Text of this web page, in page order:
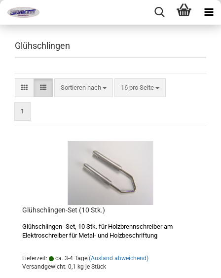
Glühschlingen
Sortieren nach
Sortieren nach 16 pro Seite
pro Seite
1
Glühschlingen-Set (10 Stk.)
Glühschlingen- Set, 10 Stk. für Holzbrennschreiber am
Elektroschreiber für Metal- und Holzbeschriftung
Lieferzeit: ca. 3-4 Tage (Ausland abweichend)
Versandgewicht: 0,1 kg je Stück